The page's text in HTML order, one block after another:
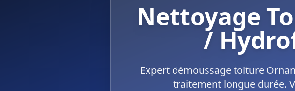
Nettoyage
/
Expert démoussage toiture
traitement longue durée.